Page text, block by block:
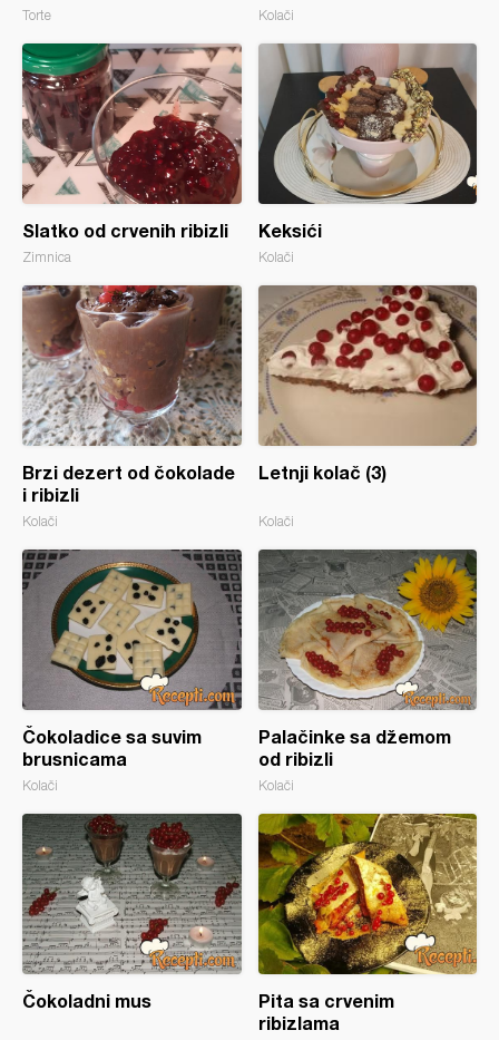
Torte Kolači
Slatko od crvenih ribizli
Zimnica
Keksići
Kolači
Brzi dezert od čokolade
i ribizli
Kolači
Letnji kolač (3)
Kolači
Čokoladice sa suvim
brusnicama
Kolači
Palačinke sa džemom
od ribizli
Kolači
Čokoladni mus
Pita sa crvenim
ribizlama